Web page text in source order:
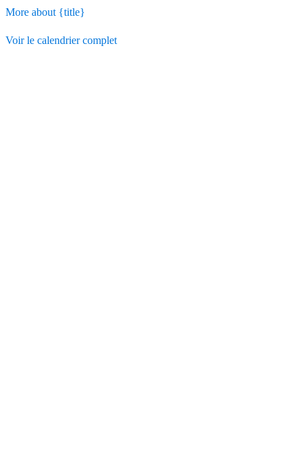
More about {title}
Voir le calendrier complet